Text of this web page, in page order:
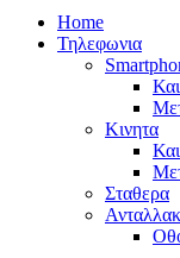
Home
Τηλεφωνια
Κινητα
Σταθερα